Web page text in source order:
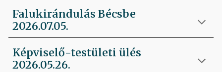
Falukirándulás Bécsbe
2026.07.05.
Képviselő-testületi ülés
2026.05.26.